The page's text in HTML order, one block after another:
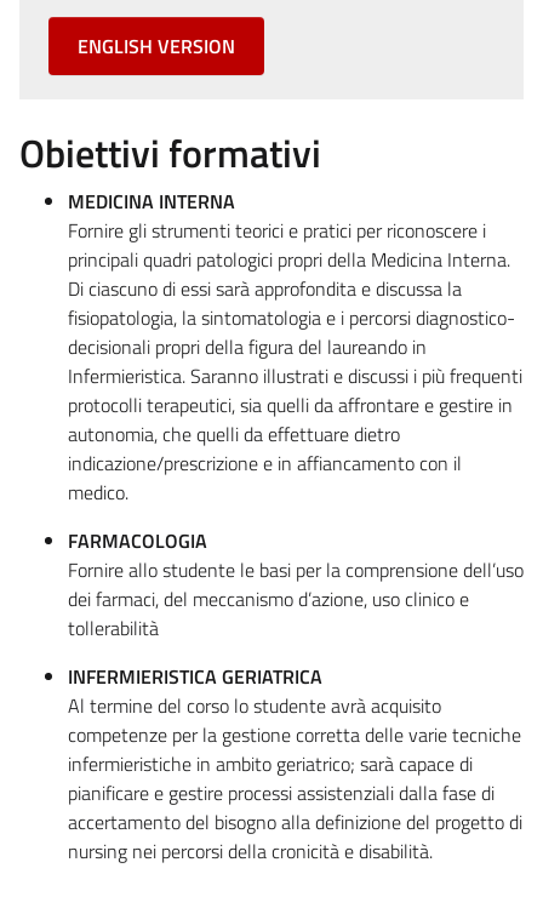
ENGLISH VERSION
Obiettivi formativi
MEDICINA INTERNA
Fornire gli strumenti teorici e pratici per riconoscere i
principali quadri patologici propri della Medicina Interna.
Di ciascuno di essi sarà approfondita e discussa la
fisiopatologia, la sintomatologia e i percorsi diagnostico-
decisionali propri della figura del laureando in
Infermieristica. Saranno illustrati e discussi i più frequenti
protocolli terapeutici, sia quelli da affrontare e gestire in
autonomia, che quelli da effettuare dietro
indicazione/prescrizione e in affiancamento con il
medico.
FARMACOLOGIA
Fornire allo studente le basi per la comprensione dell’uso
dei farmaci, del meccanismo d’azione, uso clinico e
tollerabilità
INFERMIERISTICA GERIATRICA
Al termine del corso lo studente avrà acquisito
competenze per la gestione corretta delle varie tecniche
infermieristiche in ambito geriatrico; sarà capace di
pianificare e gestire processi assistenziali dalla fase di
accertamento del bisogno alla definizione del progetto di
nursing nei percorsi della cronicità e disabilità.